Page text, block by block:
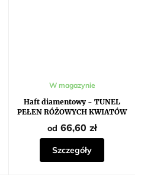
Haft diamentowy - TUNEL
PEŁEN RÓŻOWYCH KWIATÓW
W magazynie
od 66,60 zł
Szczegóły